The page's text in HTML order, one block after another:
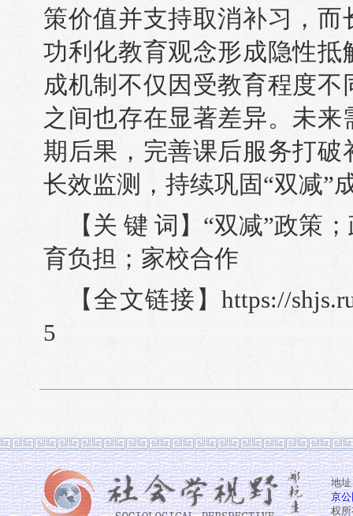
策价值并支持取消补习，
功利化教育观念形成隐性
成机制不仅因受教育程度
之间也存在显著差异。未
期后果，完善课后服务打
长效监测，持续巩固“双减”
【关 键 词】“双减”政策
育负担；家校合作
【全文链接】https://
5
地
京
权